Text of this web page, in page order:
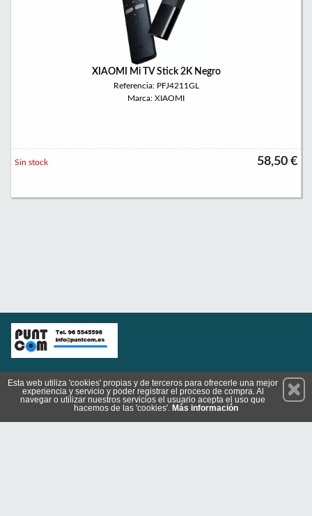
XIAOMI Mi TV Stick 2K Negro
Referencia: PFJ4211GL
Marca: XIAOMI
58,50 €
Sin stock
Suscríbete
Esta web utiliza 'cookies' propias y de terceros para ofrecerle una mejor
experiencia y servicio y poder registrar el proceso de compra. Al
navegar o utilizar nuestros servicios el usuario acepta el uso que
hacemos de las 'cookies'. Más información